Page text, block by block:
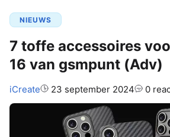
NIEUWS
7 toffe accessoires
16 van gsmpunt (Adv)
Auteur:
iCreate 23 september 2024 0